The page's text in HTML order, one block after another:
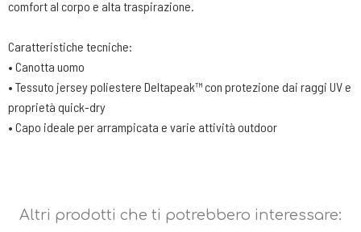
comfort al corpo e alta traspirazione.
Caratteristiche tecniche:
• Canotta uomo
• Tessuto jersey poliestere Deltapeak™ con protezione dai raggi UV e
proprietà quick-dry
• Capo ideale per arrampicata e varie attività outdoor
Altri prodotti che ti potrebbero interessare: